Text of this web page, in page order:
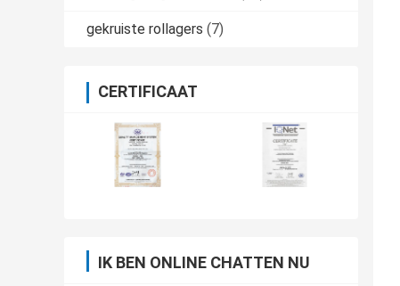
gekruiste rollagers (7)
CERTIFICAAT
IK BEN ONLINE CHATTEN NU